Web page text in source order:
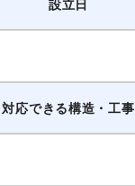
設立日
対応できる構造・工事